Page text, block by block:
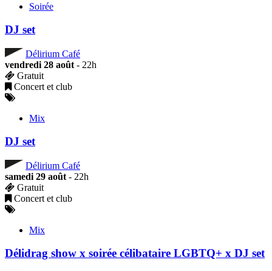
Soirée
DJ set
Délirium Café
vendredi 28 août - 22h
Gratuit
Concert et club
Mix
DJ set
Délirium Café
samedi 29 août - 22h
Gratuit
Concert et club
Mix
Délidrag show x soirée célibataire LGBTQ+ x DJ set